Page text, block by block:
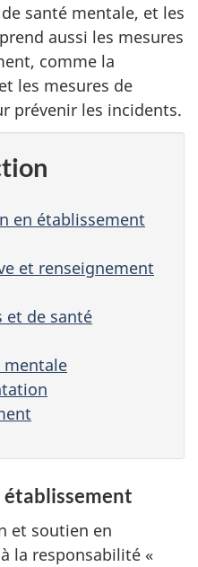
santé mentale, et les
aussi les mesures
comme la
les mesures de
prévenir les incidents.
en établissement
et renseignement
et de santé
mentale
et soutien en
la responsabilité «